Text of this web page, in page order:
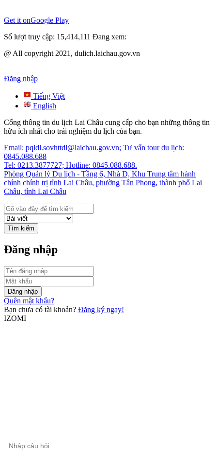
Get it onGoogle Play
Số lượt truy cập: 15,414,111 Đang xem:
@ All copyright 2021, dulich.laichau.gov.vn
Đăng nhập
Tiếng Việt
English
Cổng thông tin du lịch Lai Châu cung cấp cho bạn những thông tin
hữu ích nhất cho trải nghiệm du lịch của bạn.
Email: pqldl.sovhttdl@laichau.gov.vn; Tư vấn tour du lịch:
0845.088.688
Tel: 0213.3877727; Hotline: 0845.088.688.
Phòng Quản lý Du lịch - Tầng 6, Nhà D, Khu Trung tâm hành
chính chính trị tỉnh Lai Châu, phường Tân Phong, thành phố Lai
Châu, tỉnh Lai Châu
Tìm kiếm
Đăng nhập
Đăng nhập
Quên mật khẩu?
Bạn chưa có tài khoản? Đăng ký ngay!
IZOMI